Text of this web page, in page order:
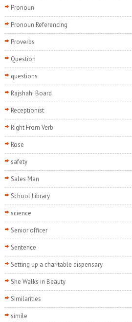
Pronoun
Pronoun Referencing
Proverbs
Question
questions
Rajshahi Board
Receptionist
Right From Verb
Rose
safety
Sales Man
School Library
science
Senior officer
Sentence
Setting up a charitable dispensary
She Walks in Beauty
Similarities
simile